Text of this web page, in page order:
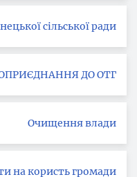
Програми Бабчинецької сільської ради
ДО ОТГ
Очищення влади
на користь громади